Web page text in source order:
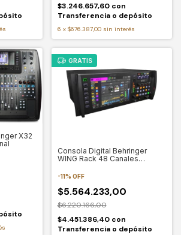
$3.246.657,60 con
Transferencia o depósito
6 x $676.387,00 sin interés
X32
GRATIS
Consola Digital Behringer
WING Rack 48 Canales
-11% OFF
$5.564.233,00
$6.220.166,00
$4.451.386,40 con
Transferencia o depósito